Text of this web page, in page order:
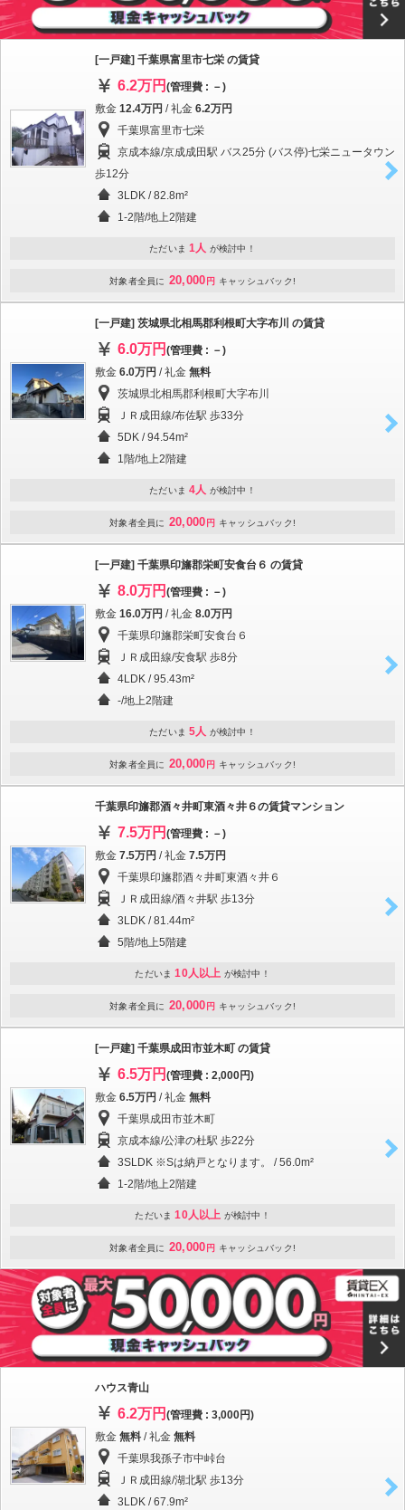
[一戸建] 千葉県富里市七栄 の賃貸
6.2万円 (管理費 : －)
敷金 12.4万円 / 礼金 6.2万円
千葉県富里市七栄
京成本線/京成成田駅 バス25分 (バス停)七栄ニュータウン
歩12分
3LDK / 82.8m²
1-2階/地上2階建
ただいま 1人 が検討中！
対象者全員に 20,000 円 キャッシュバック!
[一戸建] 茨城県北相馬郡利根町大字布川 の賃貸
6.0万円 (管理費 : －)
敷金 6.0万円 / 礼金 無料
茨城県北相馬郡利根町大字布川
ＪＲ成田線/布佐駅 歩33分
5DK / 94.54m²
1階/地上2階建
ただいま 4人 が検討中！
対象者全員に 20,000 円 キャッシュバック!
[一戸建] 千葉県印旛郡栄町安食台６ の賃貸
8.0万円 (管理費 : －)
敷金 16.0万円 / 礼金 8.0万円
千葉県印旛郡栄町安食台６
ＪＲ成田線/安食駅 歩8分
4LDK / 95.43m²
-/地上2階建
ただいま 5人 が検討中！
対象者全員に 20,000 円 キャッシュバック!
千葉県印旛郡酒々井町東酒々井６の賃貸マンション
7.5万円 (管理費 : －)
敷金 7.5万円 / 礼金 7.5万円
千葉県印旛郡酒々井町東酒々井６
ＪＲ成田線/酒々井駅 歩13分
3LDK / 81.44m²
5階/地上5階建
ただいま 10人以上 が検討中！
対象者全員に 20,000 円 キャッシュバック!
[一戸建] 千葉県成田市並木町 の賃貸
6.5万円 (管理費 : 2,000円)
敷金 6.5万円 / 礼金 無料
千葉県成田市並木町
京成本線/公津の杜駅 歩22分
3SLDK ※Sは納戸となります。 / 56.0m²
1-2階/地上2階建
ただいま 10人以上 が検討中！
対象者全員に 20,000 円 キャッシュバック!
ハウス青山
6.2万円 (管理費 : 3,000円)
敷金 無料 / 礼金 無料
千葉県我孫子市中峠台
ＪＲ成田線/湖北駅 歩13分
3LDK / 67.9m²